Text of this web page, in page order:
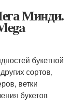
Минди.
букетной
сортов,
ветки
букетов